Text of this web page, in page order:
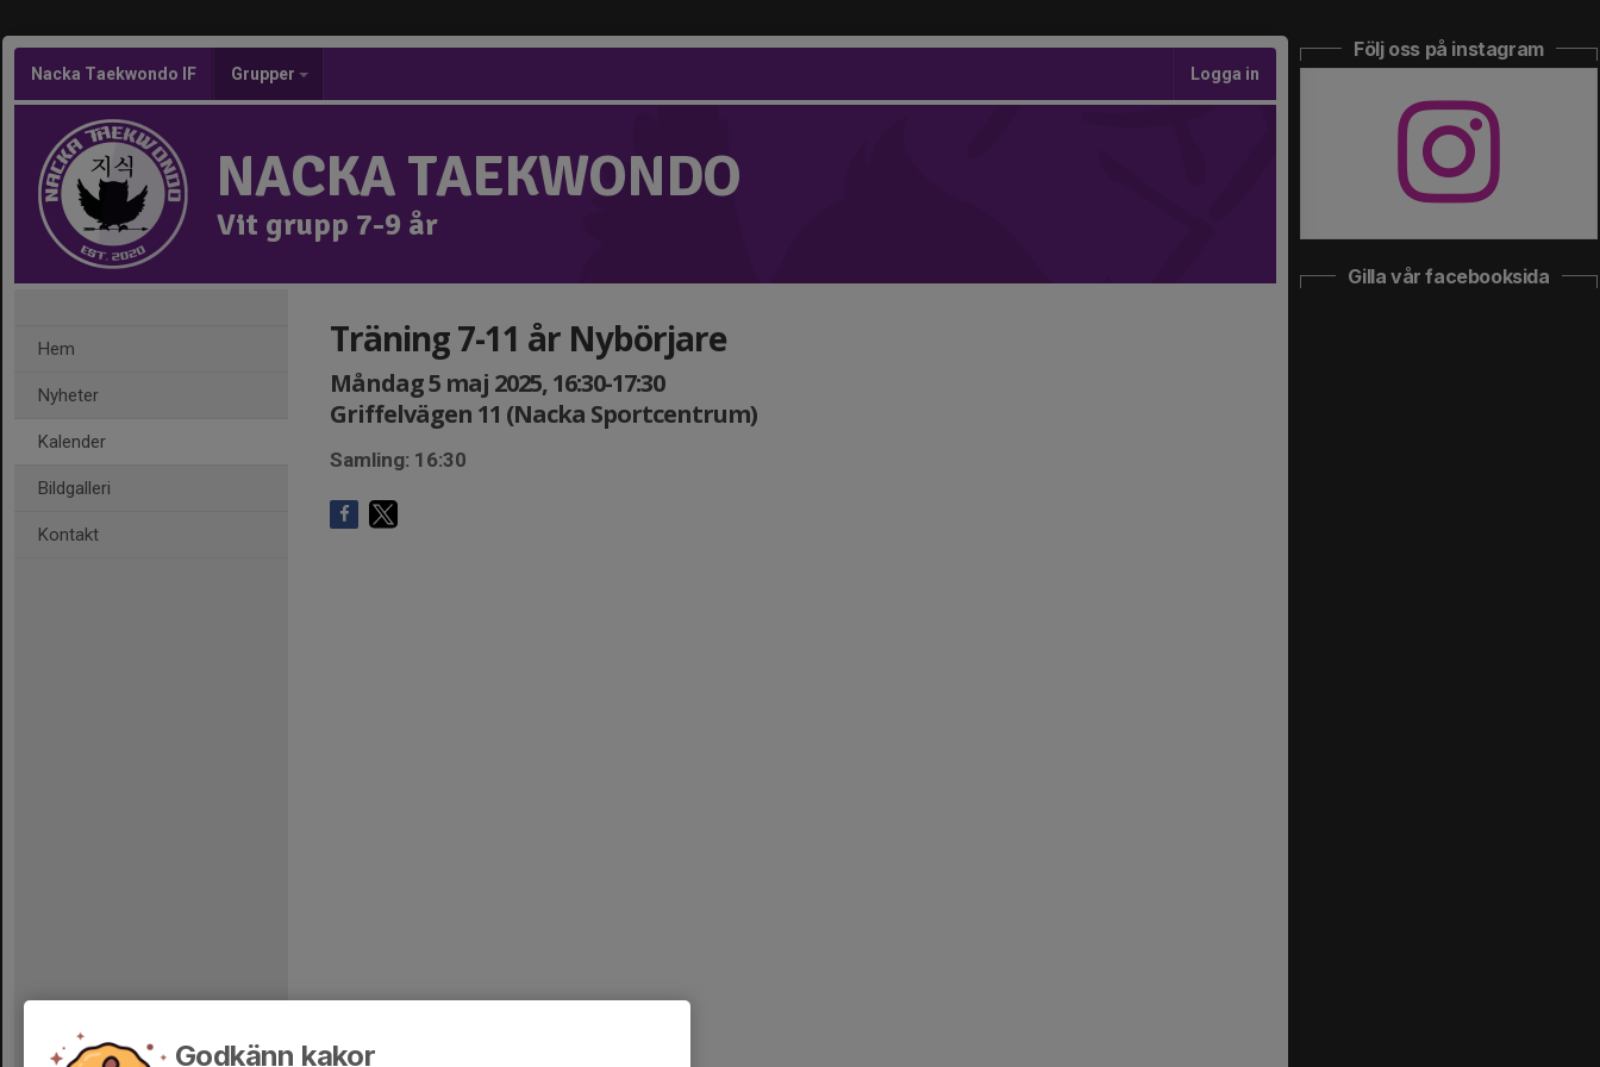
Nacka Taekwondo IF Grupper Logga in
NACKA TAEKWONDO
Vit grupp 7-9 år
Hem
Nyheter
Kalender
Bildgalleri
Kontakt
Träning 7-11 år Nybörjare
Måndag 5 maj 2025, 16:30-17:30
Griffelvägen 11 (Nacka Sportcentrum)
Samling: 16:30
Följ oss på instagram
Gilla vår facebooksida
Godkänn kakor